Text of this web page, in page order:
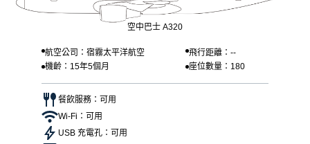
空中巴士 A320
航空公司：宿霧太平洋航空
飛行距離：--
機齡：15年5個月
座位數量：180
餐飲服務：可用
Wi-Fi：可用
USB 充電孔：可用